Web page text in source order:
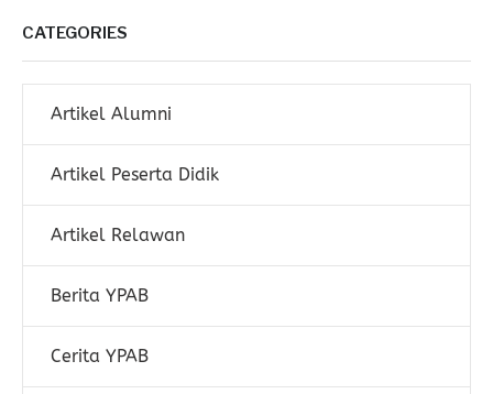
CATEGORIES
Artikel Alumni
Artikel Peserta Didik
Artikel Relawan
Berita YPAB
Cerita YPAB